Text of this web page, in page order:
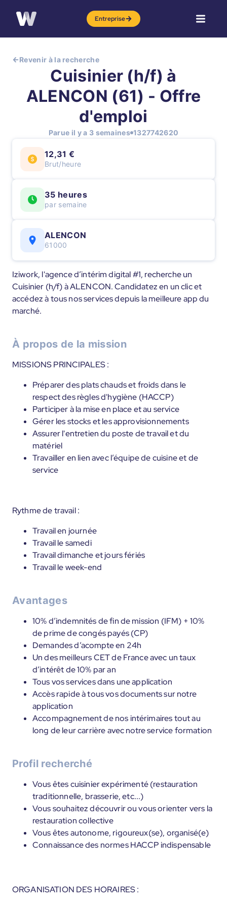
Entreprise
Revenir à la recherche
Cuisinier (h/f) à
ALENCON (61) - Offre
d'emploi
Parue il y a 3 semaines 1327742620
12,31 €
Brut/heure
35 heures
par semaine
ALENCON
61000
Iziwork, l'agence d’intérim digital #1, recherche un
Cuisinier (h/f) à ALENCON. Candidatez en un clic et
accédez à tous nos services depuis la meilleure app du
marché.
À propos de la mission
MISSIONS PRINCIPALES :
Préparer des plats chauds et froids dans le
respect des règles d'hygiène (HACCP)
Participer à la mise en place et au service
Gérer les stocks et les approvisionnements
Assurer l'entretien du poste de travail et du
matériel
Travailler en lien avec l’équipe de cuisine et de
service
Rythme de travail :
Travail en journée
Travail le samedi
Travail dimanche et jours fériés
Travail le week-end
Avantages
10% d’indemnités de fin de mission (IFM) + 10%
de prime de congés payés (CP)
Demandes d’acompte en 24h
Un des meilleurs CET de France avec un taux
d’intérêt de 10% par an
Tous vos services dans une application
Accès rapide à tous vos documents sur notre
application
Accompagnement de nos intérimaires tout au
long de leur carrière avec notre service formation
Profil recherché
Vous êtes cuisinier expérimenté (restauration
traditionnelle, brasserie, etc...)
Vous souhaitez découvrir ou vous orienter vers la
restauration collective
Vous êtes autonome, rigoureux(se), organisé(e)
Connaissance des normes HACCP indispensable
ORGANISATION DES HORAIRES :